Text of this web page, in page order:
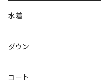
水着
～44/S
46/M
ダウン
～44/S
コート